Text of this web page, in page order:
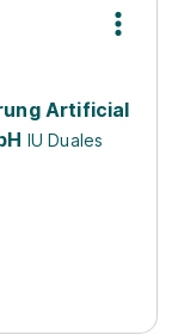
Artificial
IU Duales